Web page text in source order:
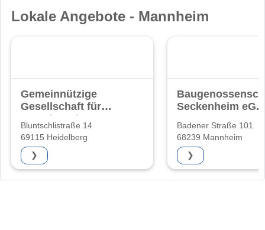
Lokale Angebote - Mannheim
Gemeinnützige
Gesellschaft für
Grund- und
Bluntschlistraße 14
69115 Heidelberg
❯
Seckenheim eG.
Badener Straße 101
68239 Mannheim
❯